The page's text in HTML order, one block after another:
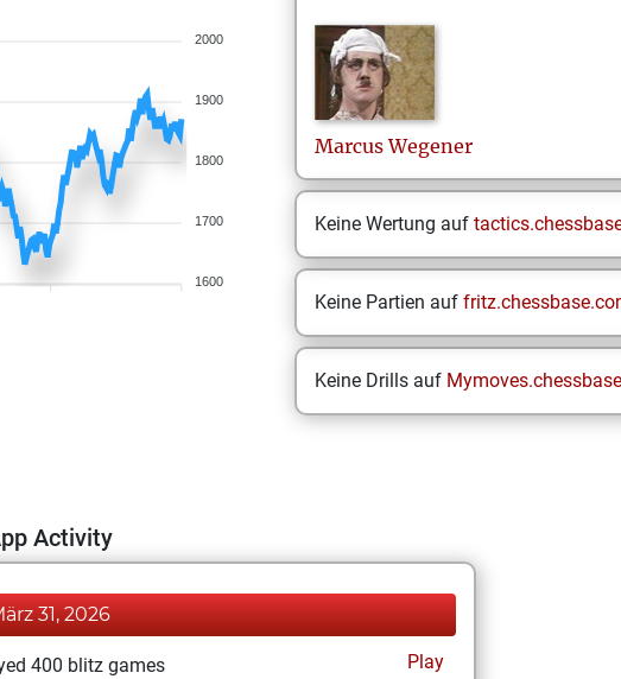
2000
1900
1800
1700
1600
Marcus Wegener
Keine Wertung auf
Keine Partien auf
Keine Drills auf
Activity
31, 2026
400 blitz games
Play